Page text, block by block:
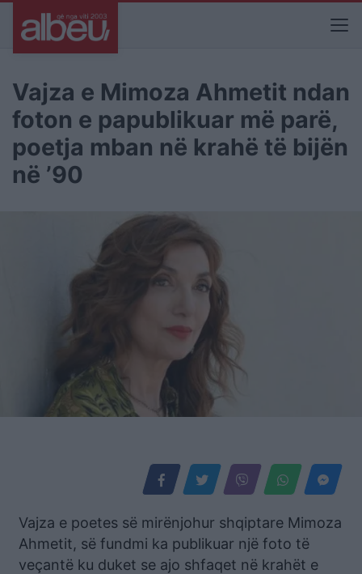
Vajza e Mimoza Ahmetit ndan
foton e papublikuar më parë,
poetja mban në krahë të bijën
në ’90
Vajza e poetes së mirënjohur shqiptare Mimoza
Ahmetit, së fundmi ka publikuar një foto të
veçantë ku duket se ajo shfaqet në krahët e